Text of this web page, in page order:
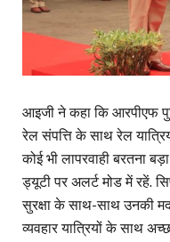
आइजी ने कहा कि आरपीएफ
रेल संपत्ति के साथ रेल
कोई भी लापरवाही बरतना
ड्यूटी पर अलर्ट मोड में रहें.
सुरक्षा के साथ-साथ उनकी
व्यवहार यात्रियों के साथ